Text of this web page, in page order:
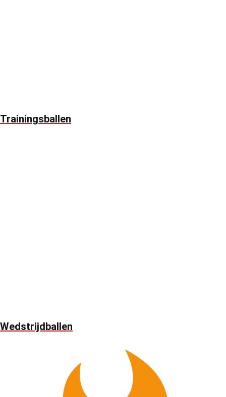
Trainingsballen
Wedstrijdballen